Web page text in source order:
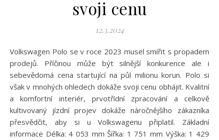
svoji cenu
12.3.2024
Volkswagen Polo se v roce 2023 musel smířit s propadem
prodejů. Příčinou může být silnější konkurence ale i
sebevědomá cena startující na půl milionu korun. Polo si
však v mnohých ohledech dokáže svoji cenu obhájit. Kvalitní
a komfortní interiér, prvotřídní zpracování a celkově
kultivovaný jízdní projev dokáže náročnějšího zákazníka
přesvědčit, aby si u Volkswagenu připlatil. Základní
informace Délka: 4 053 mm Šířka: 1 751 mm Výška: 1 429